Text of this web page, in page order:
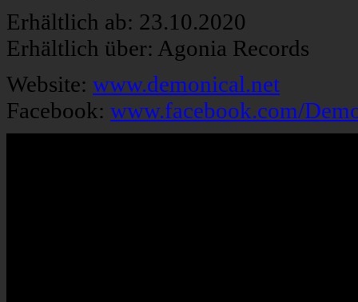
Erhältlich ab: 23.10.2020
Erhältlich über: Agonia Records
Website: www.demonical.net
Facebook: www.facebook.com/